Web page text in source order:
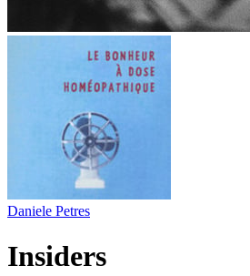
Daniele Petres
Insiders